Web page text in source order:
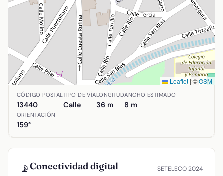
Leaflet|©OSM
Ubicación de Plaza de los Palacios en Argamasilla de
CÓDIGO POSTAL
13440
TIPO DE VÍA
Calle
LONGITUD
36 m
ANCHO ESTIMADO
8 m
ORIENTACIÓN
159°
📡Conectividad digital SETELECO 2024